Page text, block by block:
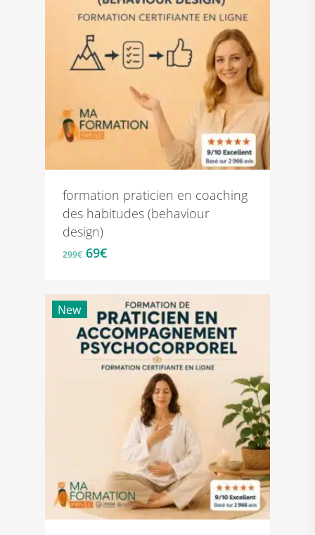
formation praticien en coaching
des habitudes (behaviour
design)
299€ Le
était :
299€.
69€Le
est :
69€.
New